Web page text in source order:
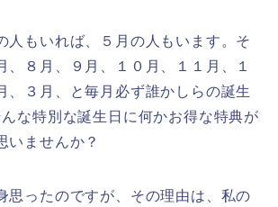
人もいれば、５月の人もいます。そ
、８月、９月、１０月、１１月、１
、３月、と毎月必ず誰かしらの誕生
な特別な誕生日に何かお得な特典が
いませんか？
思ったのですが、その理由は、私の